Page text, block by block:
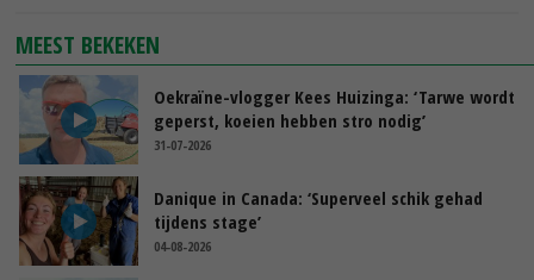
MEEST BEKEKEN
Oekraïne-vlogger Kees Huizinga: ‘Tarwe wordt
geperst, koeien hebben stro nodig’
31-07-2026
Danique in Canada: ‘Superveel schik gehad
tijdens stage’
04-08-2026